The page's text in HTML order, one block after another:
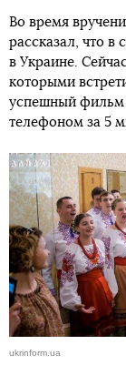
Во время
рассказал, что в
в Украине.
которыми
успешный фильм
телефоном за 5
ukrinform.ua